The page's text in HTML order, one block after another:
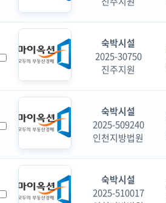
숙박시설
2025-30750
진주지원
숙박시설
2025-509240
인천지방법원
숙박시설
2025-510017